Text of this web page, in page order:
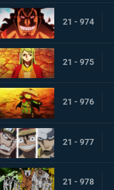
21 - 974
21 - 975
21 - 976
21 - 977
21 - 978